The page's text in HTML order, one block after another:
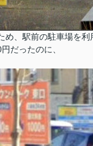
め、駅前の駐車場を
だったのに、